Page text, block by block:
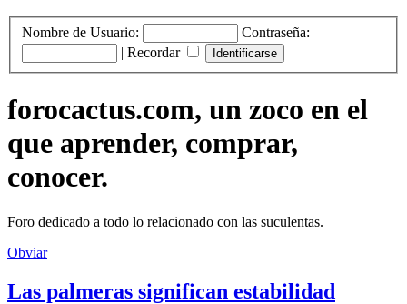
Nombre de Usuario:
Contraseña:
| Recordar
forocactus.com, un zoco en el
que aprender, comprar,
conocer.
Foro dedicado a todo lo relacionado con las suculentas.
Obviar
Las palmeras significan estabilidad